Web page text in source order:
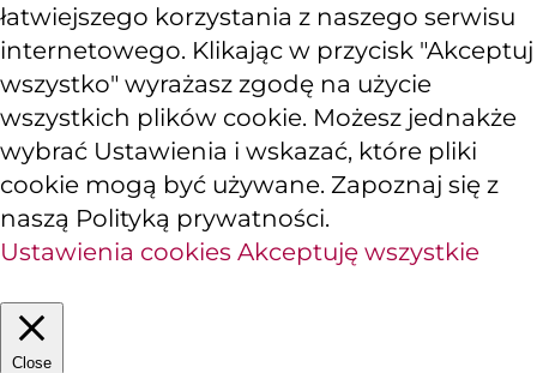
łatwiejszego korzystania z naszego serwisu
internetowego. Klikając w przycisk "Akceptuj
wszystko" wyrażasz zgodę na użycie
wszystkich plików cookie. Możesz jednakże
wybrać Ustawienia i wskazać, które pliki
cookie mogą być używane. Zapoznaj się z
naszą Polityką prywatności.
Ustawienia cookies Akceptuję wszystkie
Close